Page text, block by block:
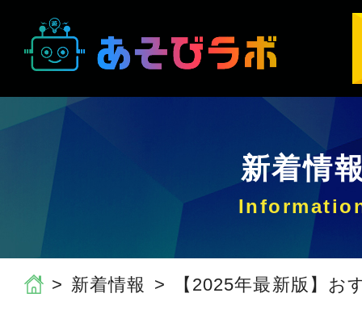
新着情
新着情報 【2025年最新版】お